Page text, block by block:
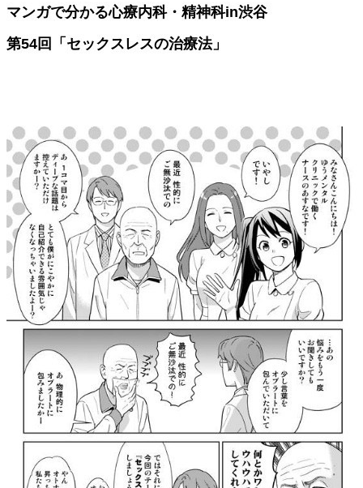
マンガで分かる心療内科・精神科in渋谷
第54回「セックスレスの治療法」